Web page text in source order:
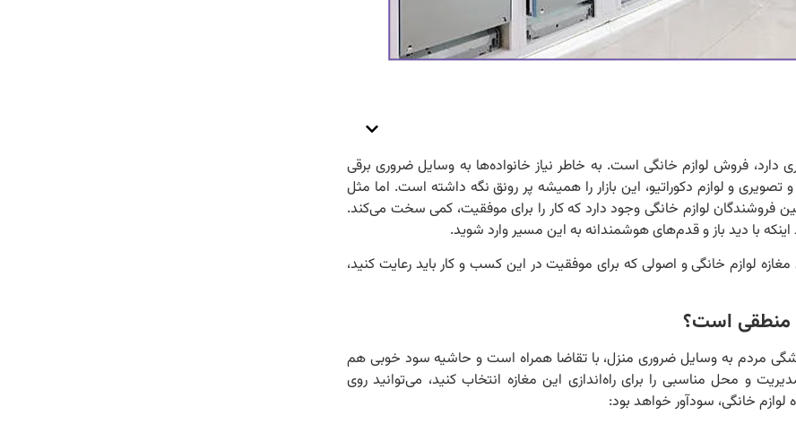
فروش لوازم خانگی است. به خاطر نیاز خانواده‌ها به وسایل ضروری برقی
تصویری و لوازم دکوراتیو، این بازار را همیشه پر رونق نگه داشته است. اما مثل
فروشندگان لوازم خانگی وجود دارد که کار را برای موفقیت، کمی سخت می‌کند.
با دید باز و قدم‌های هوشمندانه به این مسیر وارد شوید.
لوازم خانگی و اصولی که برای موفقیت در این کسب و کار باید رعایت کنید،
و منطقی است؟
مردم به وسایل ضروری منزل، با تقاضا همراه است و حاشیه سود خوبی هم
و محل مناسبی را برای راه‌اندازی این مغازه انتخاب کنید، می‌توانید روی
لوازم خانگی، سودآور خواهد بود: